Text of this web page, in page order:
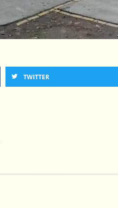
TWITTER